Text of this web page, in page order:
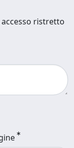
ristretto